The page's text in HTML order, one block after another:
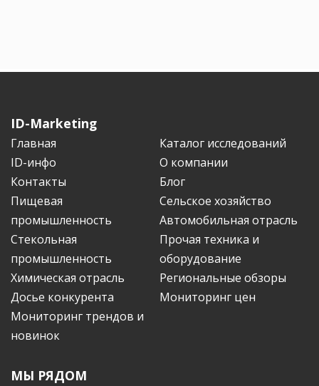
ID-Marketing
Главная
Каталог исследований
ID-инфо
О компании
Контакты
Блог
Пищевая
промышленность
Сельское хозяйство
Автомобильная отрасль
Стекольная
промышленность
Прочая техника и
оборудование
Химическая отрасль
Региональные обзоры
Досье конкурента
Мониторинг цен
Мониторинг трендов и
новинок
МЫ РЯДОМ